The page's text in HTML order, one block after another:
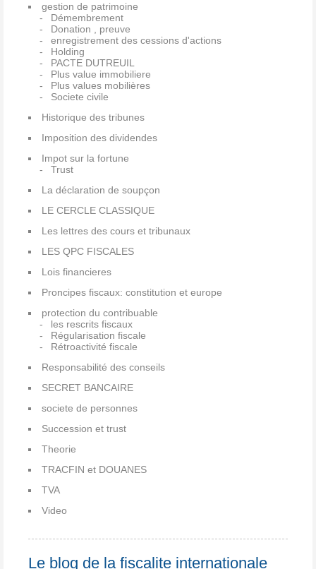
gestion de patrimoine
Démembrement
Donation , preuve
enregistrement des cessions d'actions
Holding
PACTE DUTREUIL
Plus value immobiliere
Plus values mobilières
Societe civile
Historique des tribunes
Imposition des dividendes
Impot sur la fortune
Trust
La déclaration de soupçon
LE CERCLE CLASSIQUE
Les lettres des cours et tribunaux
LES QPC FISCALES
Lois financieres
Proncipes fiscaux: constitution et europe
protection du contribuable
les rescrits fiscaux
Régularisation fiscale
Rétroactivité fiscale
Responsabilité des conseils
SECRET BANCAIRE
societe de personnes
Succession et trust
Theorie
TRACFIN et DOUANES
TVA
Video
Le blog de la fiscalite internationale